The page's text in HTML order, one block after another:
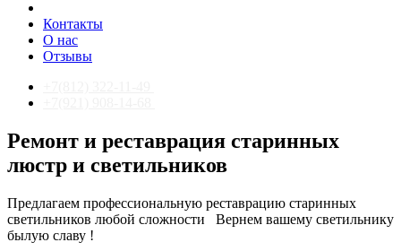
Контакты
О нас
Отзывы
Ремонт и реставрация старинных
люстр и светильников
Предлагаем профессиональную реставрацию старинных
светильников любой сложности
Вернем вашему светильнику
былую славу !